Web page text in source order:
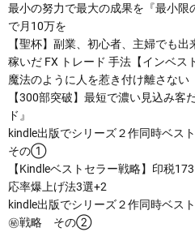
最小の努力で最大の成果を『最小
で月10万を
【聖杯】副業、初心者、主婦でも
稼いだ FX トレード 手法【インベス
魔法のように人を惹き付け離さない
【300部突破】最短で濃い見込み客
ド』
kindle出版でシリーズ２作同時ベス
その①
【Kindleベストセラー戦略】印税
応率爆上げ法3選+2
kindle出版でシリーズ２作同時ベス
㊙戦略 その②